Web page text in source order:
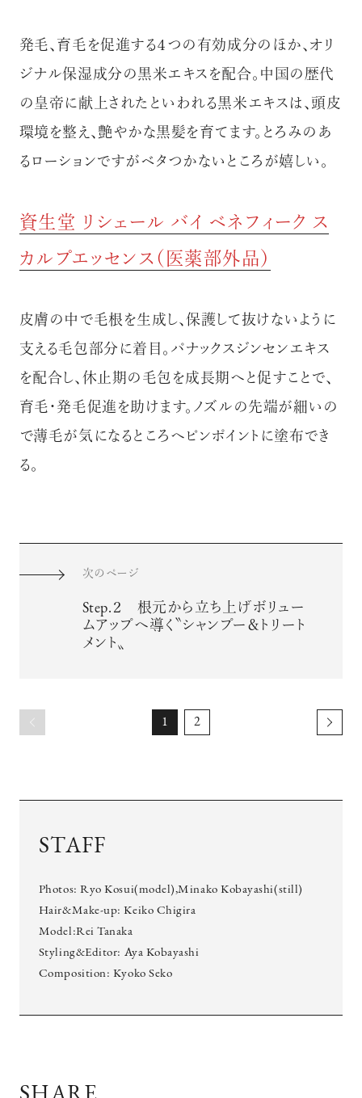
発毛、育毛を促進する４つの有効成分のほか、オリ
ジナル保湿成分の黒米エキスを配合。中国の歴代
の皇帝に献上されたといわれる黒米エキスは、頭皮
環境を整え、艶やかな黒髪を育てます。とろみのあ
るローションですがベタつかないところが嬉しい。
資生堂 リシェール バイ ベネフィーク ス
カルプエッセンス（医薬部外品）
皮膚の中で毛根を生成し、保護して抜けないように
支える毛包部分に着目。パナックスジンセンエキス
を配合し、休止期の毛包を成長期へと促すことで、
育毛・発毛促進を助けます。ノズルの先端が細いの
で薄毛が気になるところへピンポイントに塗布でき
る。
次のページ
Step.２ 根元から立ち上げボリュー
ムアップへ導く〝シャンプー＆トリート
メント〟
1 2
STAFF
Photos: Ryo Kosui(model),Minako Kobayashi(still)
Hair&Make-up: Keiko Chigira
Model:Rei Tanaka
Styling&Editor: Aya Kobayashi
Composition: Kyoko Seko